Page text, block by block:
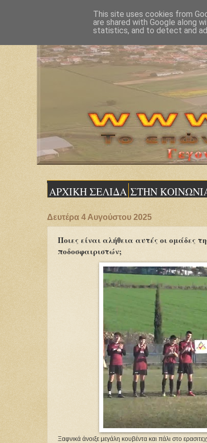
ΑΡΧΙΚΗ ΣΕΛΙΔΑ ΣΤΗΝ
Δευτέρα 4 Αυγούστου 2025
Ποιες είναι αλήθεια αυτές οι ομάδες
ποδοσφαιριστών;
Ξαφνικά άνοιξε μεγάλη κουβέντα και πάλι στο
This site uses cookies from
are shared with Google along
statistics, and to detect and